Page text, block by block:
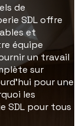
de
SDL offre
et
équipe
un travail
sur
pour une
les
SDL pour tous